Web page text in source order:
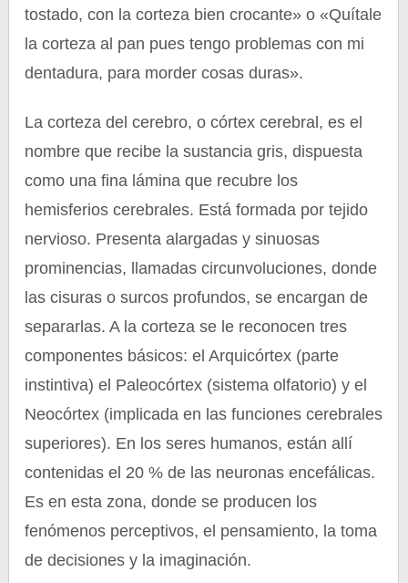
tostado, con la corteza bien crocante» o «Quítale
la corteza al pan pues tengo problemas con mi
dentadura, para morder cosas duras».
La corteza del cerebro, o córtex cerebral, es el
nombre que recibe la sustancia gris, dispuesta
como una fina lámina que recubre los
hemisferios cerebrales. Está formada por tejido
nervioso. Presenta alargadas y sinuosas
prominencias, llamadas circunvoluciones, donde
las cisuras o surcos profundos, se encargan de
separarlas. A la corteza se le reconocen tres
componentes básicos: el Arquicórtex (parte
instintiva) el Paleocórtex (sistema olfatorio) y el
Neocórtex (implicada en las funciones cerebrales
superiores). En los seres humanos, están allí
contenidas el 20 % de las neuronas encefálicas.
Es en esta zona, donde se producen los
fenómenos perceptivos, el pensamiento, la toma
de decisiones y la imaginación.